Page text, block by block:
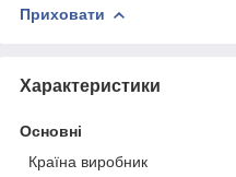
Приховати
Характеристики
Основні
Країна виробник